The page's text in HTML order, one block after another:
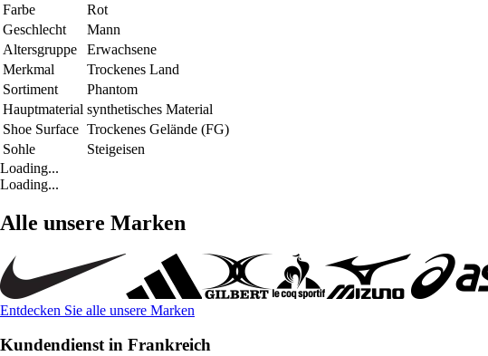
Farbe
Rot
Geschlecht
Mann
Altersgruppe
Erwachsene
Merkmal
Trockenes Land
Sortiment
Phantom
Hauptmaterial synthetisches Material
Shoe Surface Trockenes Gelände (FG)
Sohle
Steigeisen
Loading...
Loading...
Alle unsere Marken
Entdecken Sie alle unsere Marken
Kundendienst in Frankreich